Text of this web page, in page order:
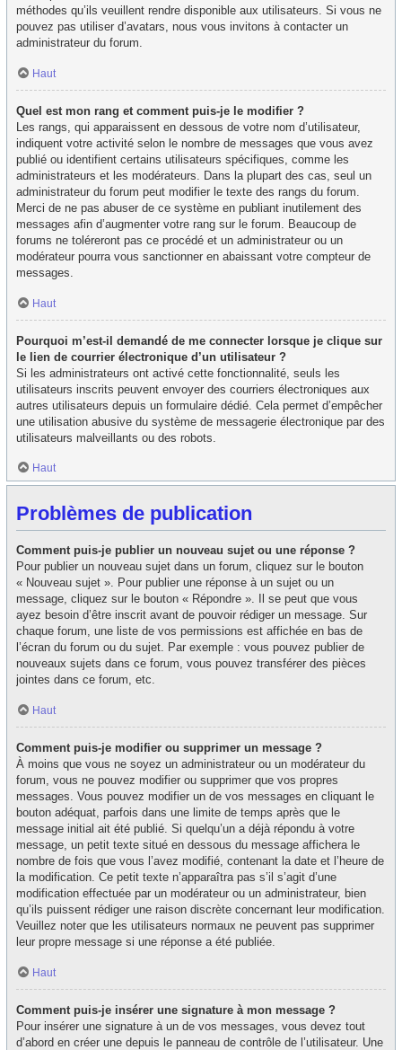
méthodes qu’ils veuillent rendre disponible aux utilisateurs. Si vous ne
pouvez pas utiliser d’avatars, nous vous invitons à contacter un
administrateur du forum.
Haut
Quel est mon rang et comment puis-je le modifier ?
Les rangs, qui apparaissent en dessous de votre nom d’utilisateur,
indiquent votre activité selon le nombre de messages que vous avez
publié ou identifient certains utilisateurs spécifiques, comme les
administrateurs et les modérateurs. Dans la plupart des cas, seul un
administrateur du forum peut modifier le texte des rangs du forum.
Merci de ne pas abuser de ce système en publiant inutilement des
messages afin d’augmenter votre rang sur le forum. Beaucoup de
forums ne toléreront pas ce procédé et un administrateur ou un
modérateur pourra vous sanctionner en abaissant votre compteur de
messages.
Haut
Pourquoi m’est-il demandé de me connecter lorsque je clique sur
le lien de courrier électronique d’un utilisateur ?
Si les administrateurs ont activé cette fonctionnalité, seuls les
utilisateurs inscrits peuvent envoyer des courriers électroniques aux
autres utilisateurs depuis un formulaire dédié. Cela permet d’empêcher
une utilisation abusive du système de messagerie électronique par des
utilisateurs malveillants ou des robots.
Haut
Problèmes de publication
Comment puis-je publier un nouveau sujet ou une réponse ?
Pour publier un nouveau sujet dans un forum, cliquez sur le bouton
« Nouveau sujet ». Pour publier une réponse à un sujet ou un
message, cliquez sur le bouton « Répondre ». Il se peut que vous
ayez besoin d’être inscrit avant de pouvoir rédiger un message. Sur
chaque forum, une liste de vos permissions est affichée en bas de
l’écran du forum ou du sujet. Par exemple : vous pouvez publier de
nouveaux sujets dans ce forum, vous pouvez transférer des pièces
jointes dans ce forum, etc.
Haut
Comment puis-je modifier ou supprimer un message ?
À moins que vous ne soyez un administrateur ou un modérateur du
forum, vous ne pouvez modifier ou supprimer que vos propres
messages. Vous pouvez modifier un de vos messages en cliquant le
bouton adéquat, parfois dans une limite de temps après que le
message initial ait été publié. Si quelqu’un a déjà répondu à votre
message, un petit texte situé en dessous du message affichera le
nombre de fois que vous l’avez modifié, contenant la date et l’heure de
la modification. Ce petit texte n’apparaîtra pas s’il s’agit d’une
modification effectuée par un modérateur ou un administrateur, bien
qu’ils puissent rédiger une raison discrète concernant leur modification.
Veuillez noter que les utilisateurs normaux ne peuvent pas supprimer
leur propre message si une réponse a été publiée.
Haut
Comment puis-je insérer une signature à mon message ?
Pour insérer une signature à un de vos messages, vous devez tout
d’abord en créer une depuis le panneau de contrôle de l’utilisateur. Une